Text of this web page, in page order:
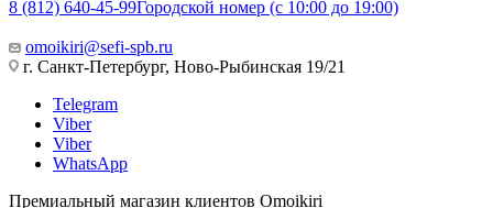
8 (812) 640-45-99Городской номер (с 10:00 до 19:00)
omoikiri@sefi-spb.ru
г. Санкт-Петербург, Ново-Рыбинская 19/21
Telegram
Viber
Viber
WhatsApp
Премиальный магазин клиентов Omoikiri